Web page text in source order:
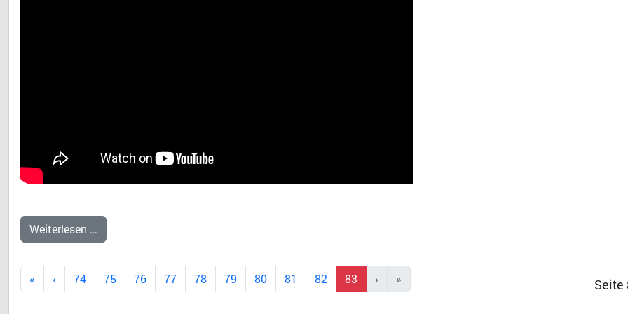
Weiterlesen …
Seite
74 75 76 77 78 79 80 81 82 83